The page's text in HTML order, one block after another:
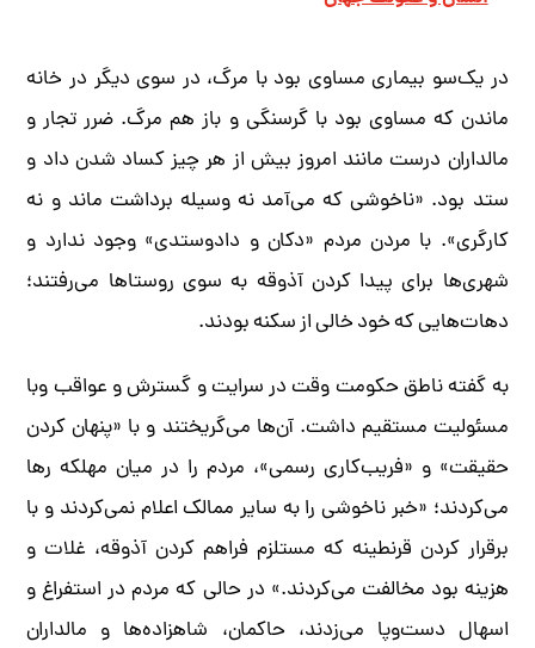
در یک‌سو بیماری مساوی بود با مرگ، در سوی دیگر در خانه
ماندن که مساوی بود با گرسنگی و باز هم مرگ. ضرر تجار و
مالداران درست مانند امروز بیش از هر چیز کساد شدن داد و
ستد بود. «ناخوشی که می‌آمد نه وسیله برداشت ماند و نه
کارگری». با مردن مردم «دکان و دادوستدی» وجود ندارد و
شهری‌ها برای پیدا کردن آذوقه به سوی روستاها می‌رفتند؛
دهات‌هایی که خود خالی از سکنه بودند.
به گفته ناطق حکومت وقت در سرایت و گسترش و عواقب وبا
مسئولیت مستقیم داشت. آن‌ها می‌گریختند و با «پنهان کردن
حقیقت» و «فریب‌‌کاری رسمی»، مردم را در میان مهلکه رها
می‌کردند؛ «خبر ناخوشی را به سایر ممالک اعلام نمی‌کردند و با
برقرار کردن قرنطینه که مستلزم فراهم کردن آذوقه، غلات و
هزینه بود مخالفت می‌کردند.» در حالی که مردم در استفراغ و
اسهال دست‌وپا می‌زدند، حاکمان، شاهزاده‌ها و مالداران